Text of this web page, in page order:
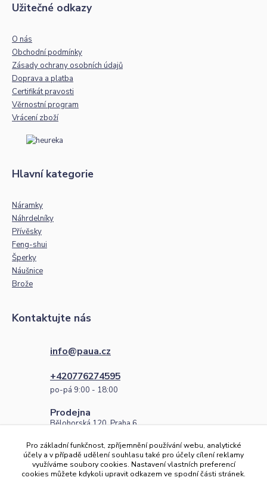
Užitečné odkazy
O nás
Obchodní podmínky
Zásady ochrany osobních údajů
Doprava a platba
Certifikát pravosti
Věrnostní program
Vrácení zboží
Hlavní kategorie
Náramky
Náhrdelníky
Přívěsky
Feng-shui
Šperky
Náušnice
Brože
Kontaktujte nás
info@paua.cz
+420776274595
po-pá 9:00 - 18:00
Prodejna
Bělohorská 120, Praha 6
Číslo účtu
2101268427/2010
IBAN: CZ96 2010 0000 0021 0126 8427
Pro základní funkčnost, zpříjemnění používání webu, analytické
účely a v případě udělení souhlasu také pro účely cílení reklamy
využíváme soubory cookies. Nastavení vlastních preferencí
cookies můžete kdykoli upravit odkazem ve spodní části stránek.